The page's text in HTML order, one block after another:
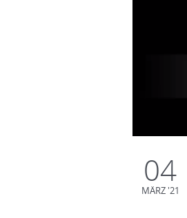
04
MÄRZ '21